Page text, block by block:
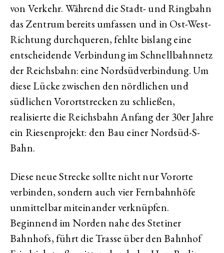
von Verkehr. Während die Stadt- und Ringbahn
das Zentrum bereits umfassen und in Ost-West-
Richtung durchqueren, fehlte bislang eine
entscheidende Verbindung im Schnellbahnnetz
der Reichsbahn: eine Nordsüdverbindung. Um
diese Lücke zwischen den nördlichen und
südlichen Vorortstrecken zu schließen,
realisierte die Reichsbahn Anfang der 30er Jahre
ein Riesenprojekt: den Bau einer Nordsüd-S-
Bahn.
Diese neue Strecke sollte nicht nur Vororte
verbinden, sondern auch vier Fernbahnhöfe
unmittelbar miteinander verknüpfen.
Beginnend im Norden nahe des Stetiner
Bahnhofs, führt die Trasse über den Bahnhof